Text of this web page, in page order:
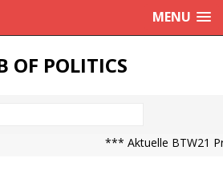
MENU
OF POLITICS
*** Aktuelle BTW21